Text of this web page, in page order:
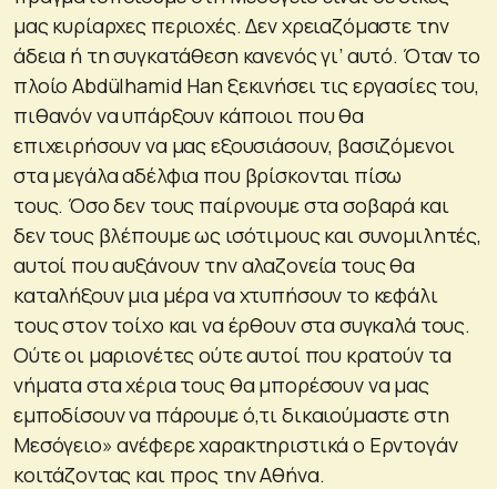
μας κυρίαρχες περιοχές. Δεν χρειαζόμαστε την
άδεια ή τη συγκατάθεση κανενός γι’ αυτό. Όταν το
πλοίο Abdülhamid Han ξεκινήσει τις εργασίες του,
πιθανόν να υπάρξουν κάποιοι που θα
επιχειρήσουν να μας εξουσιάσουν, βασιζόμενοι
στα μεγάλα αδέλφια που βρίσκονται πίσω
τους. Όσο δεν τους παίρνουμε στα σοβαρά και
δεν τους βλέπουμε ως ισότιμους και συνομιλητές,
αυτοί που αυξάνουν την αλαζονεία τους θα
καταλήξουν μια μέρα να χτυπήσουν το κεφάλι
τους στον τοίχο και να έρθουν στα συγκαλά τους.
Ούτε οι μαριονέτες ούτε αυτοί που κρατούν τα
νήματα στα χέρια τους θα μπορέσουν να μας
εμποδίσουν να πάρουμε ό,τι δικαιούμαστε στη
Μεσόγειο» ανέφερε χαρακτηριστικά ο Ερντογάν
κοιτάζοντας και προς την Αθήνα.